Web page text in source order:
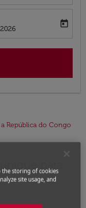
return-date-aria-label
today
República do Congo
para
the storing of cookies
site usage, and